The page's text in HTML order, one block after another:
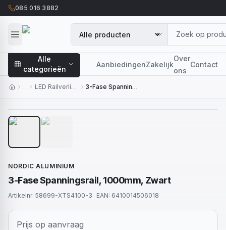
085 016 3882
Alle
categorieën
AanbiedingenZakelijk
Over
ons
Contact
… LED Railverlichting
3-Fase Spanningsrail, 1000mm, Zwart
NORDIC ALUMINIUM
3-Fase Spanningsrail, 1000mm, Zwart
Artikelnr: 58699-XTS4100-3 EAN: 6410014506018
Prijs op aanvraag